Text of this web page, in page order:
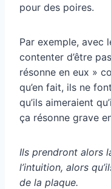
pour des poires.
Par exemple, avec
contenter d’être
résonne en eux »
qu’en fait, ils ne
qu’ils aimeraient
ça résonne grave
Ils prendront alors
l’intuition, alors
de la plaque.